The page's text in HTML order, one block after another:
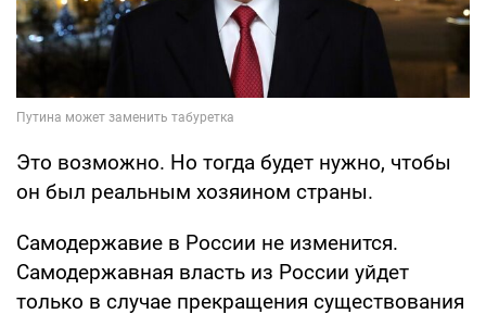
Это возможно. Но тогда будет нужно, чтобы
он был реальным хозяином страны.
Самодержавие в России не изменится.
Самодержавная власть из России уйдет
только в случае прекращения существования